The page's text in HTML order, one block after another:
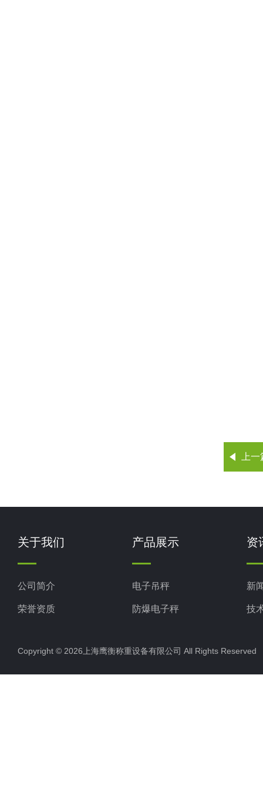
上
关于我们
公司简介
荣誉资质
产品展示
电子吊秤
防爆电子秤
电子汽车衡
电子天平
资
新
技
Copyright © 2026上海鹰衡称重设备有限公司 All Rights